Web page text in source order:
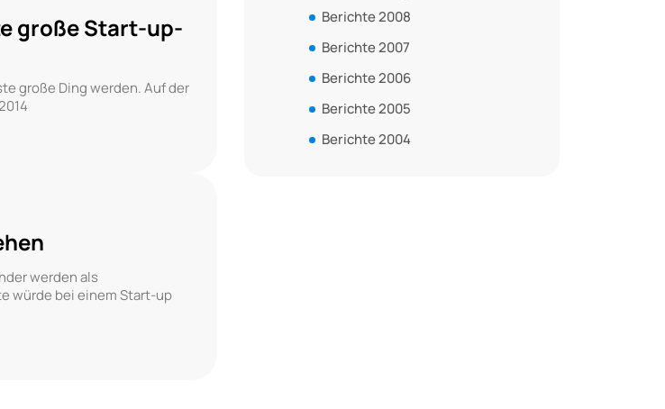
große Start-up-
große Ding werden. Auf der
werden als
würde bei einem Start-up
Berichte 2008
Berichte 2007
Berichte 2006
Berichte 2005
Berichte 2004